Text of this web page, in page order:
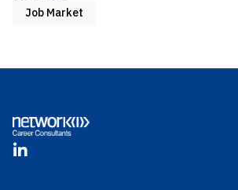
Job Market
LinkedIn